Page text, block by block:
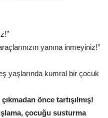
yanına inmeyiniz!”
yaşlarında kumral bir çocuk
önce tartışılmış!
çocuğu susturma